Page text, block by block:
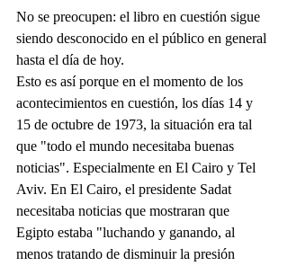
No se preocupen: el libro en cuestión sigue
siendo desconocido en el público en general
hasta el día de hoy.
Esto es así porque en el momento de los
acontecimientos en cuestión, los días 14 y
15 de octubre de 1973, la situación era tal
que "todo el mundo necesitaba buenas
noticias". Especialmente en El Cairo y Tel
Aviv. En El Cairo, el presidente Sadat
necesitaba noticias que mostraran que
Egipto estaba "luchando y ganando, al
menos tratando de disminuir la presión